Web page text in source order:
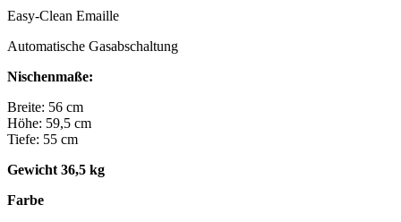
Easy-Clean Emaille
Automatische Gasabschaltung
Nischenmaße:
Breite: 56 cm
Höhe: 59,5 cm
Tiefe: 55 cm
Gewicht 36,5 kg
Farbe